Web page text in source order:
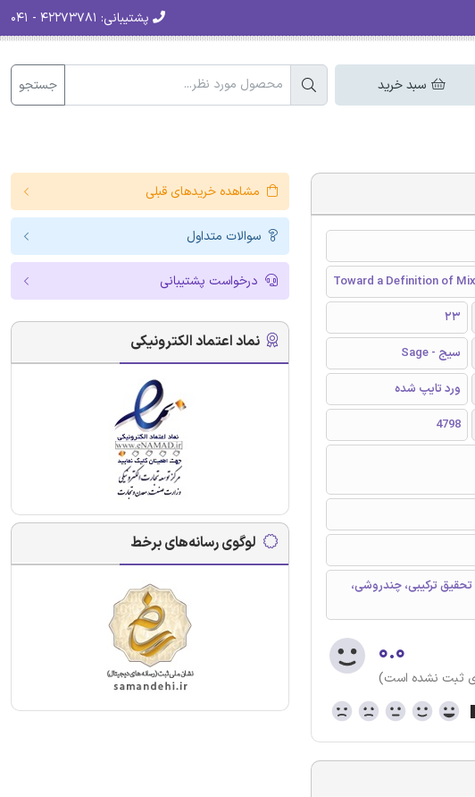
پشتیبانی:
سبد خرید جستجو
Toward a Definition of
23
سیج - Sage
ورد تایپ شده
4798
ترکیبی، چندروشی،
۰.۰
ثبت نشده است)
مشاهده خریدهای قبلی
سوالات متداول
درخواست پشتیبانی
نماد اعتماد الکترونیکی
لوگوی رسانه‌های برخط